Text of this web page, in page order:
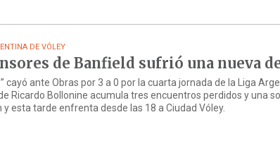
DE VÓLEY
de Banfield sufrió una nueva
cayó ante Obras por 3 a 0 por la cuarta jornada de la Liga
Ricardo Bollonine acumula tres encuentros perdidos y una
y esta tarde enfrenta desde las 18 a Ciudad Vóley.